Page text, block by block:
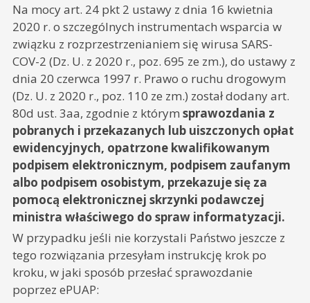
Na mocy art. 24 pkt 2 ustawy z dnia 16 kwietnia
2020 r. o szczególnych instrumentach wsparcia w
związku z rozprzestrzenianiem się wirusa SARS-
COV-2 (Dz. U. z 2020 r., poz. 695 ze zm.), do ustawy z
dnia 20 czerwca 1997 r. Prawo o ruchu drogowym
(Dz. U. z 2020 r., poz. 110 ze zm.) został dodany art.
80d ust. 3aa, zgodnie z którym sprawozdania z
pobranych i przekazanych lub uiszczonych opłat
ewidencyjnych, opatrzone kwalifikowanym
podpisem elektronicznym, podpisem zaufanym
albo podpisem osobistym, przekazuje się za
pomocą elektronicznej skrzynki podawczej
ministra właściwego do spraw informatyzacji.
W przypadku jeśli nie korzystali Państwo jeszcze z
tego rozwiązania przesyłam instrukcję krok po
kroku, w jaki sposób przesłać sprawozdanie
poprzez ePUAP: